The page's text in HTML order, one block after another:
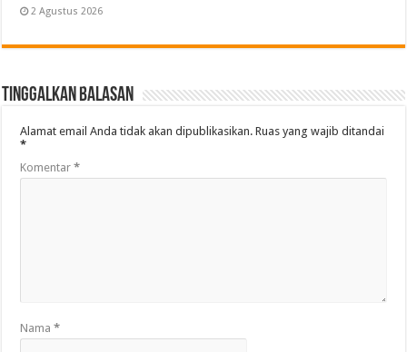
2 Agustus 2026
Tinggalkan Balasan
Alamat email Anda tidak akan dipublikasikan. Ruas yang wajib ditandai
*
Komentar*
Nama*